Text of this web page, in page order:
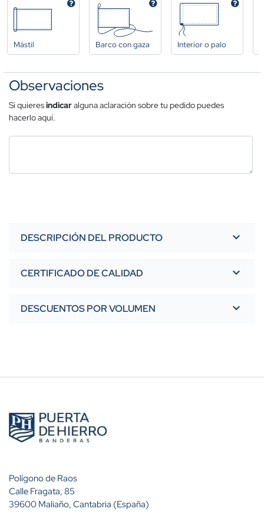
Mástil Barco con gaza Interior o palo
Observaciones
Si quieresindicaralguna aclaración sobre tu pedido puedes
hacerlo aquí.
DESCRIPCIÓN DEL PRODUCTO
CERTIFICADO DE CALIDAD
DESCUENTOS POR VOLUMEN
Polígono de Raos
Calle Fragata, 85
39600 Maliaño, Cantabria (España)